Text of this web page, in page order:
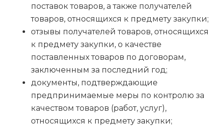
поставок товаров, а также получателей
товаров, относящихся к предмету закупки;
отзывы получателей товаров, относящихся
к предмету закупки, о качестве
поставленных товаров по договорам,
заключенным за последний год;
документы, подтверждающие
предпринимаемые меры по контролю за
качеством товаров (работ, услуг),
относящихся к предмету закупки;